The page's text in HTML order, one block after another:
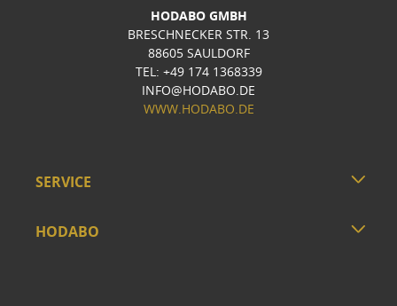
HODABO GMBH
BRESCHNECKER STR. 13
88605 SAULDORF
TEL: +49 174 1368339
INFO@HODABO.DE
WWW.HODABO.DE
SERVICE
HODABO